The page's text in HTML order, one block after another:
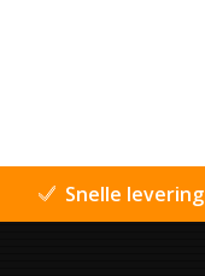
Snelle levering